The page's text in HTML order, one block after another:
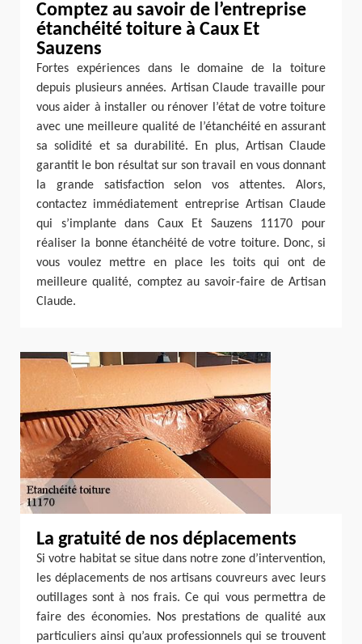
Comptez au savoir de l’entreprise
étanchéité toiture à Caux Et
Sauzens
Fortes expériences dans le domaine de la toiture
depuis plusieurs années. Artisan Claude travaille pour
vous aider à installer ou rénover l’état de votre toiture
avec une meilleure qualité de l’étanchéité en assurant
sa solidité et sa durabilité. En plus, Artisan Claude
garantit le bon résultat sur son travail en vous donnant
la grande satisfaction selon vos attentes. Alors,
contactez immédiatement entreprise Artisan Claude
qui s’implante dans Caux Et Sauzens 11170 pour
réaliser la bonne étanchéité de votre toiture. Donc, si
vous voulez mettre en place les toits qui ont de
meilleure qualité, comptez au savoir-faire de Artisan
Claude.
La gratuité de nos déplacements
Si votre habitat se situe dans notre zone d’intervention,
les déplacements de nos artisans couvreurs avec leurs
outillages sont à nos frais. Ce qui vous permettra de
faire des économies. Nos prestations de qualité aux
particuliers ainsi qu’aux professionnels qui se trouvent